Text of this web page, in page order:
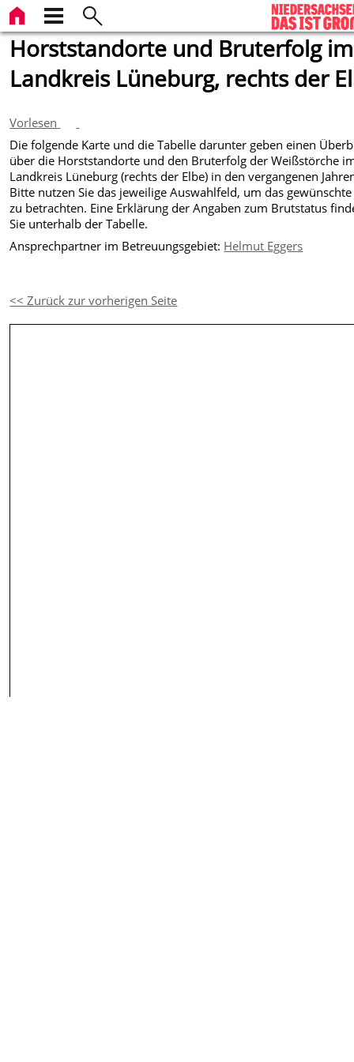
Horststandorte und Bruterfolg im
Landkreis Lüneburg, rechts der
Vorlesen
Die folgende Karte und die Tabelle darunter geben einen
über die Horststandorte und den Bruterfolg der Weißstörche
Landkreis Lüneburg (rechts der Elbe) in den vergangenen
Bitte nutzen Sie das jeweilige Auswahlfeld, um das gewünschte
zu betrachten. Eine Erklärung der Angaben zum Brutstatus
Sie unterhalb der Tabelle.
Ansprechpartner im Betreuungsgebiet: Helmut Eggers
<< Zurück zur vorherigen Seite